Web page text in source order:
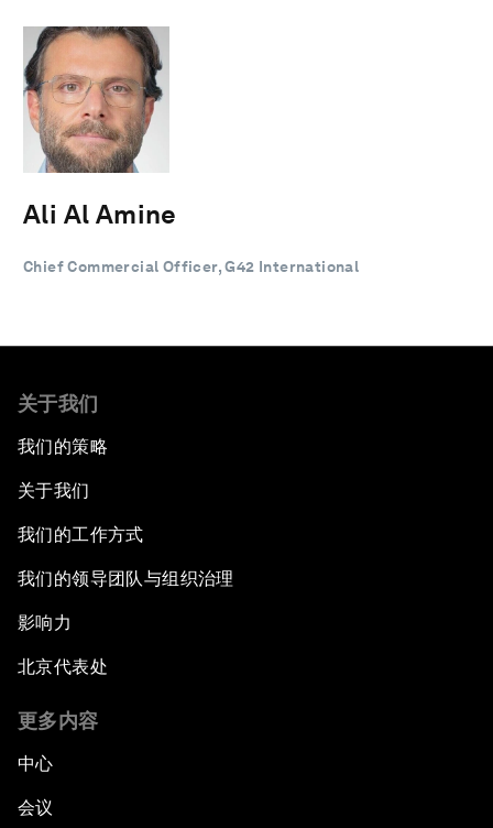
Ali Al Amine
Chief Commercial Officer, G42 International
关于我们
我们的策略
关于我们
我们的工作方式
我们的领导团队与组织治理
影响力
北京代表处
更多内容
中心
会议